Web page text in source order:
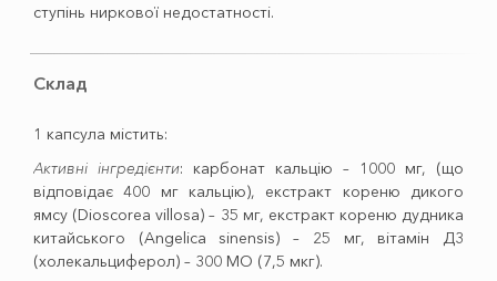
ступінь ниркової недостатності.
Склад
1 капсула містить:
Активні інгредієнти: карбонат кальцію – 1000 мг, (що
відповідає 400 мг кальцію), екстракт кореню дикого
ямсу (Dioscorea villosa) – 35 мг, екстракт кореню дудника
китайського (Angelica sinensis) – 25 мг, вітамін Д3
(холекальциферол) – 300 МО (7,5 мкг).